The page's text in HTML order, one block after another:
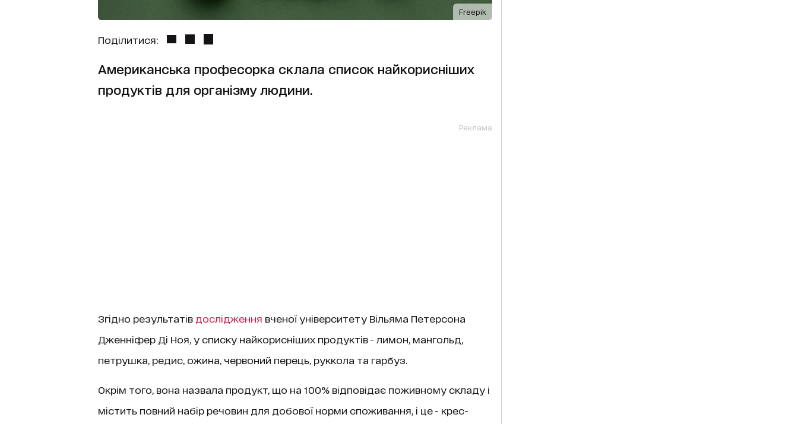
Freepik
Поділитися:
Американська професорка склала список найкорисніших
продуктів для організму людини.
Реклама
Згідно результатів дослідження вченої університету Вільяма Петерсона
Дженніфер Ді Ноя, у списку найкорисніших продуктів - лимон, мангольд,
петрушка, редис, ожина, червоний перець, руккола та гарбуз.
Окрім того, вона назвала продукт, що на 100% відповідає поживному складу і
містить повний набір речовин для добової норми споживання, і це - крес-